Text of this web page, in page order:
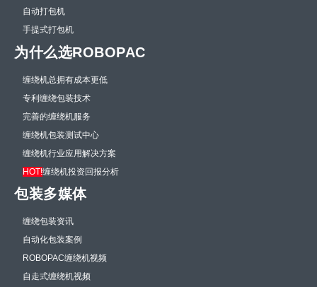
自动打包机
手提式打包机
为什么选ROBOPAC
缠绕机总拥有成本更低
专利缠绕包装技术
完善的缠绕机服务
缠绕机包装测试中心
缠绕机行业应用解决方案
HOT!缠绕机投资回报分析
包装多媒体
缠绕包装资讯
自动化包装案例
ROBOPAC缠绕机视频
自走式缠绕机视频